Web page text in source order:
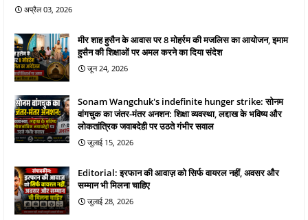
अप्रैल 03, 2026
मीर शाह हुसैन के आवास पर 8 मोहर्रम की मजलिस का आयोजन, इमाम
हुसैन की शिक्षाओं पर अमल करने का दिया संदेश
जून 24, 2026
Sonam Wangchuk's indefinite hunger strike: सोनम
वांगचुक का जंतर-मंतर अनशन: शिक्षा व्यवस्था, लद्दाख के भविष्य और
लोकतांत्रिक जवाबदेही पर उठते गंभीर सवाल
जुलाई 15, 2026
Editorial: इरफान की आवाज़ को सिर्फ वायरल नहीं, अवसर और
सम्मान भी मिलना चाहिए
जुलाई 28, 2026